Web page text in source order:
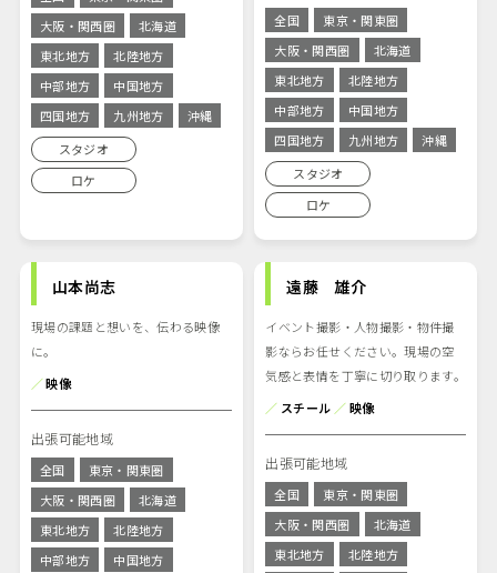
大阪・関西圏
北海道
東北地方
北陸地方
中部地方
中国地方
四国地方
九州地方
沖縄
スタジオ
ロケ
全国
東京・関東圏
大阪・関西圏
北海道
東北地方
北陸地方
中部地方
中国地方
四国地方
九州地方
沖縄
スタジオ
ロケ
山本尚志
現場の課題と想いを、伝わる映像
に。
／映像
出張可能地域
全国
東京・関東圏
大阪・関西圏
北海道
東北地方
北陸地方
中部地方
中国地方
遠藤 雄介
イベント撮影・人物撮影・物件撮
影ならお任せください。現場の空
気感と表情を丁寧に切り取ります。
／ スチール ／映像
出張可能地域
全国
東京・関東圏
大阪・関西圏
北海道
東北地方
北陸地方